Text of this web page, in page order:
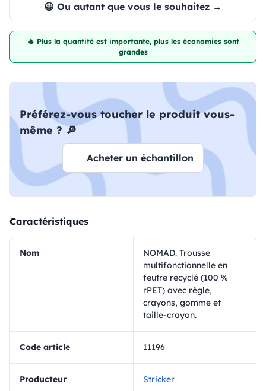
😀 Ou autant que vous le souhaitez →
🔥 Plus la quantité est importante, plus les économies sont
grandes
Préférez-vous toucher le produit vous-
même ? 🔎
Acheter un échantillon
Caractéristiques
Nom
NOMAD. Trousse
multifonctionnelle en
feutre recyclé (100 %
rPET) avec règle,
crayons, gomme et
taille-crayon.
Code article 11196
Producteur Stricker